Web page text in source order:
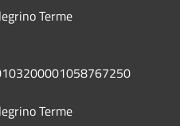
Terme
Terme